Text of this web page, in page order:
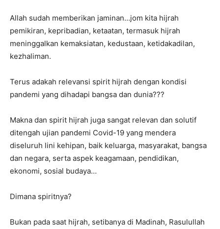
Allah sudah memberikan jaminan…jom kita hijrah
pemikiran, kepribadian, ketaatan, termasuk hijrah
meninggalkan kemaksiatan, kedustaan, ketidakadilan,
kezhaliman.
Terus adakah relevansi spirit hijrah dengan kondisi
pandemi yang dihadapi bangsa dan dunia???
Makna dan spirit hijrah juga sangat relevan dan solutif
ditengah ujian pandemi Covid-19 yang mendera
diseluruh lini kehipan, baik keluarga, masyarakat, bangsa
dan negara, serta aspek keagamaan, pendidikan,
ekonomi, sosial budaya…
Dimana spiritnya?
Bukan pada saat hijrah, setibanya di Madinah, Rasulullah